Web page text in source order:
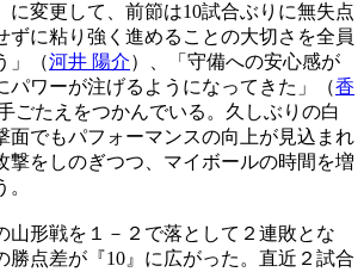
に変更して、前節は10試合ぶりに無失点
ずに粘り強く進めることの大切さを全員
」（河井 陽介）、「守備への安心感が
パワーが注げるようになってきた」（香
ごたえをつかんでいる。久しぶりの白
面でもパフォーマンスの向上が見込まれ
撃をしのぎつつ、マイボールの時間を増
山形戦を１－２で落として２連敗とな
勝点差が『10』に広がった。直近２試合